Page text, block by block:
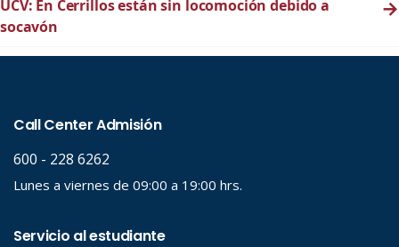
UCV: En Cerrillos están sin locomoción debido a
socavón
→